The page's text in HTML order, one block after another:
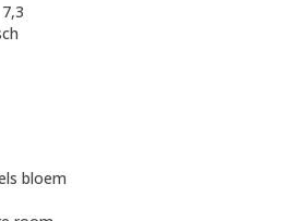
7,3
bloem